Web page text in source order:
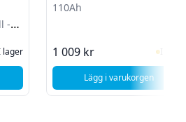
-
lager
luftkompressor - Dunlop ventil - Bil/
110Ah
1 009 kr I
Lägg i varukorgen
, CTEK MXS5.0